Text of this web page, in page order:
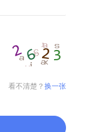
看不清楚？换一张